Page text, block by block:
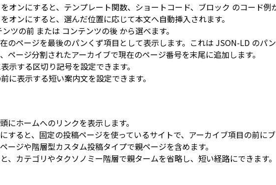
をオンにすると、 テンプレート関数、 ショートコード、 ブロック のコード例
をオンにすると、選んだ位置に応じて本文へ自動挿入されます。
ンツの前 または コンテンツの後 から選べます。
のページを最後のパンくず項目として表示します。これは JSON-LD のパ
ページ分割されたアーカイブで現在のページ番号を末尾に追加します。
示する区切り記号を設定できます。
に表示する短い案内文を設定できます。
にホームへのリンクを表示します。
すると、固定の投稿ページを使っているサイトで、アーカイブ項目の前に
ージや階層型カスタム投稿タイプで親ページを含めます。
、カテゴリやタクソノミー階層で親タームを省略し、短い経路にできます。